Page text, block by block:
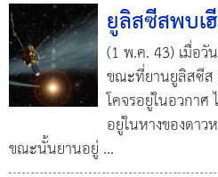
ยูลิสซีสพบเ
(1 พ.ค. 43) เมื่อ
ขณะที่ยานยูลิสซีส
โคจรอยู่ในอวกาศ
อยู่ในหางของดาว
ขณะนั้นยานอยู่ ...